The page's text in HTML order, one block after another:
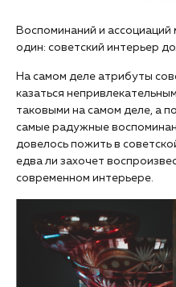
Воспоминаний и ассоциаций
один: советский интерьер
На самом деле атрибуты
казаться
таковыми на самом деле, а
самые радужные
довелось пожить в
едва ли захочет
современном интерьере.